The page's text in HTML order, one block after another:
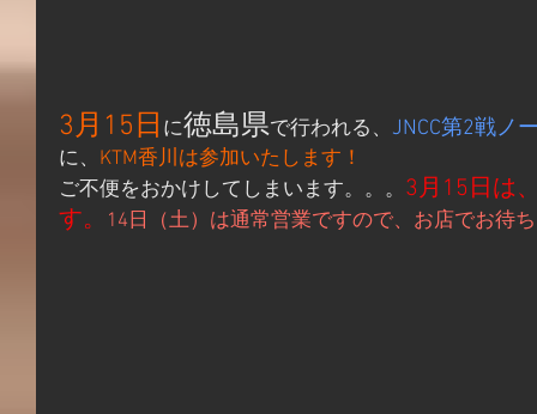
3月15日 に徳島県で行われる、 JNCC第2戦ノ
に、 KTM香川は参加いたします！
ご不便をおかけしてしまいます。。。 3月15日は
す。
14日（土）は通常営業ですので、お店でお待